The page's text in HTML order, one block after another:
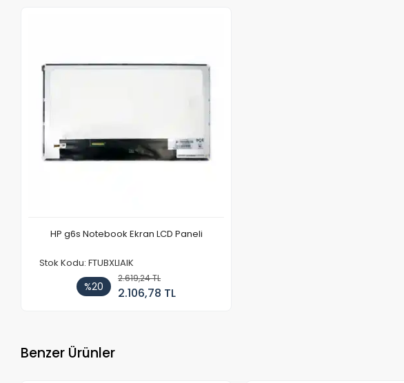
HP g6s Notebook Ekran LCD Paneli
Stok Kodu: FTUBXLIAIK
%20
2.619,24 TL
2.106,78 TL
Benzer Ürünler